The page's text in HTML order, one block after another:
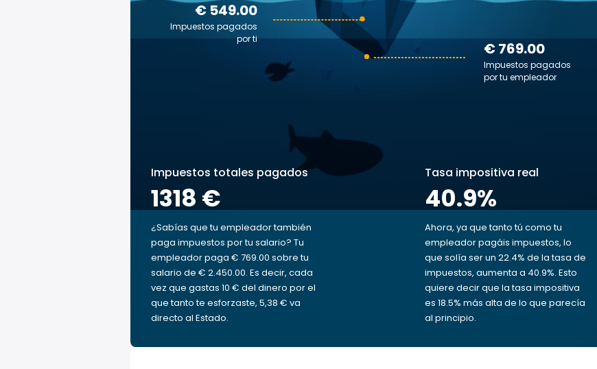
€ 769.00
Impuestos pagados
por tu empleador
€ 549.00
Impuestos pagados
por ti
Impuestos totales pagados
1318 €
¿Sabías que tu empleador también
paga impuestos por tu salario? Tu
empleador paga € 769.00 sobre tu
salario de € 2.450.00. Es decir, cada
vez que gastas 10 € del dinero por el
que tanto te esforzaste, 5,38 € va
directo al Estado.
Tasa impositiva real
40.9%
Ahora, ya que tanto tú como tu
empleador pagáis impuestos, lo
que solía ser un 22.4% de la tasa de
impuestos, aumenta a 40.9%. Esto
quiere decir que la tasa impositiva
es 18.5% más alta de lo que parecía
al principio.